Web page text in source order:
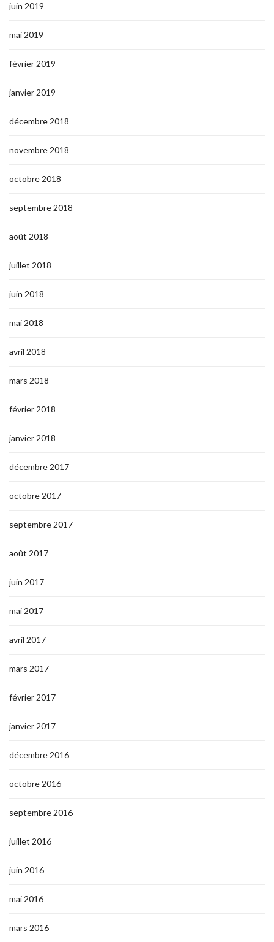
juin 2019
mai 2019
février 2019
janvier 2019
décembre 2018
novembre 2018
octobre 2018
septembre 2018
août 2018
juillet 2018
juin 2018
mai 2018
avril 2018
mars 2018
février 2018
janvier 2018
décembre 2017
octobre 2017
septembre 2017
août 2017
juin 2017
mai 2017
avril 2017
mars 2017
février 2017
janvier 2017
décembre 2016
octobre 2016
septembre 2016
juillet 2016
juin 2016
mai 2016
mars 2016